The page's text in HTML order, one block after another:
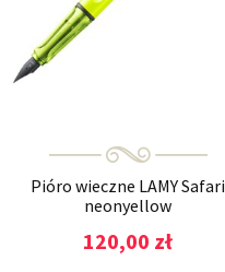
Pióro wieczne LAMY Safari
neonyellow
120,00 zł